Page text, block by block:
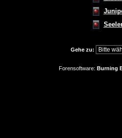
Gehe zu:
Forensoftware: Burning